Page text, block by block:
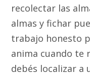
recolectar las
almas y fichar
trabajo honesto
anima cuando te
debés localizar a